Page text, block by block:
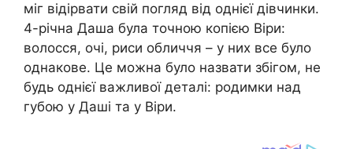
міг відірвати свій погляд від однієї дівчинки.
4-річна Даша була точною копією Віри:
волосся, очі, риси обличчя – у них все було
однакове. Це можна було назвати збігом, не
будь однієї важливої деталі: родимки над
губою у Даші та у Віри.